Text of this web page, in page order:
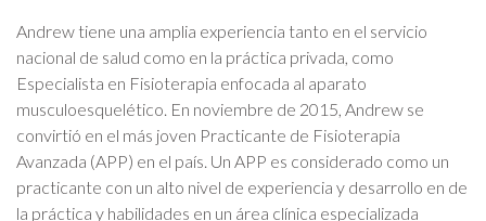
Andrew tiene una amplia experiencia tanto en el servicio
nacional de salud como en la práctica privada, como
Especialista en Fisioterapia enfocada al aparato
musculoesquelético. En noviembre de 2015, Andrew se
convirtió en el más joven Practicante de Fisioterapia
Avanzada (APP) en el país. Un APP es considerado como un
practicante con un alto nivel de experiencia y desarrollo en de
la práctica y habilidades en un área clínica especializada